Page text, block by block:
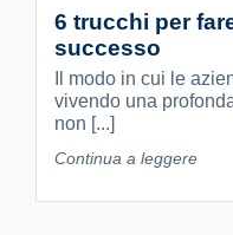
6 trucchi per
successo
Il modo in cui le
vivendo una
non [...]
Continua a leggere